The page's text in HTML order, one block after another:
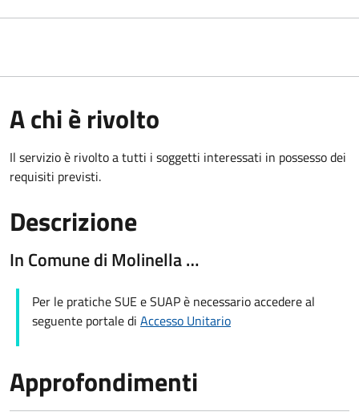
A chi è rivolto
Il servizio è rivolto a tutti i soggetti interessati in possesso dei
requisiti previsti.
Descrizione
In Comune di Molinella …
Per le pratiche SUE e SUAP è necessario accedere al
seguente portale di Accesso Unitario
Approfondimenti